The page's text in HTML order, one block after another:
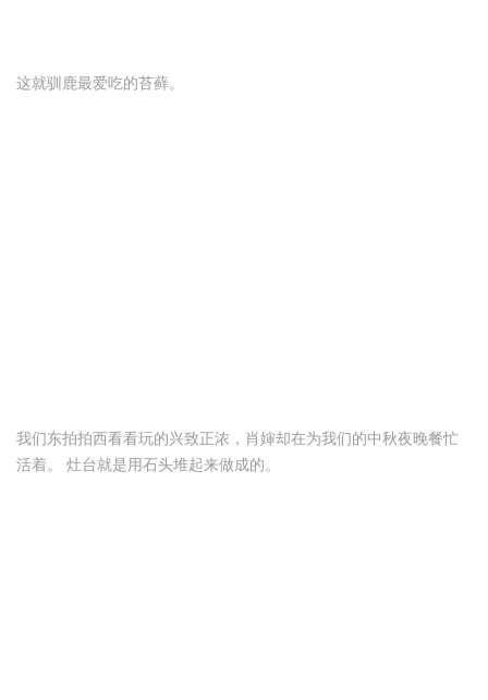
这就驯鹿最爱吃的苔藓。
我们东拍拍西看看玩的兴致正浓，肖婶却在为我们的中秋夜晚餐忙
活着。 灶台就是用石头堆起来做成的。